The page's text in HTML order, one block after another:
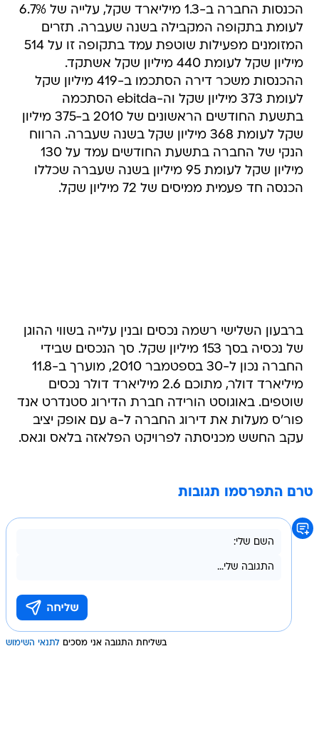
הכנסות החברה ב-1.3 מיליארד שקל, עלייה של 6.7%
לעומת בתקופה המקבילה בשנה שעברה. תזרים
המזומנים מפעילות שוטפת עמד בתקופה זו על 514
מיליון שקל לעומת 440 מיליון שקל אשתקד.
ההכנסות משכר דירה הסתכמו ב-419 מיליון שקל
לעומת 373 מיליון שקל וה-ebitda הסתכמה
בתשעת החודשים הראשונים של 2010 ב-375 מיליון
שקל לעומת 368 מיליון שקל בשנה שעברה. הרווח
הנקי של החברה בתשעת החודשים עמד על 130
מיליון שקל לעומת 95 מיליון בשנה שעברה שכללו
הכנסה חד פעמית ממיסים של 72 מיליון שקל.
ברבעון השלישי רשמה נכסים ובנין עלייה בשווי ההוגן
של נכסיה בסך 153 מיליון שקל. סך הנכסים שבידי
החברה נכון ל-30 בספטמבר 2010, מוערך ב-11.8
מיליארד דולר, מתוכם 2.6 מיליארד דולר נכסים
שוטפים. באוגוסט הורידה חברת הדירוג סטנדרט אנד
פור'ס מעלות את דירוג החברה ל-a עם אופק יציב
עקב החשש מכניסתה לפרויקט הפלאזה בלאס וגאס.
טרם התפרסמו תגובות
בשליחת התגובה אני מסכים לתנאי השימוש